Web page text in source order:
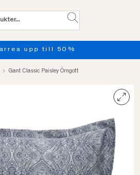
upp till 50%
Gant Classic Paisley Örngott